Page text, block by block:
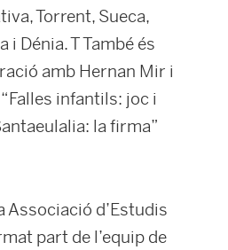
Torrent, Sueca,
i Dénia. T També és
amb Hernan Mir i
infantils: joc i
la firma”
Associació d’Estudis
part de l’equip de